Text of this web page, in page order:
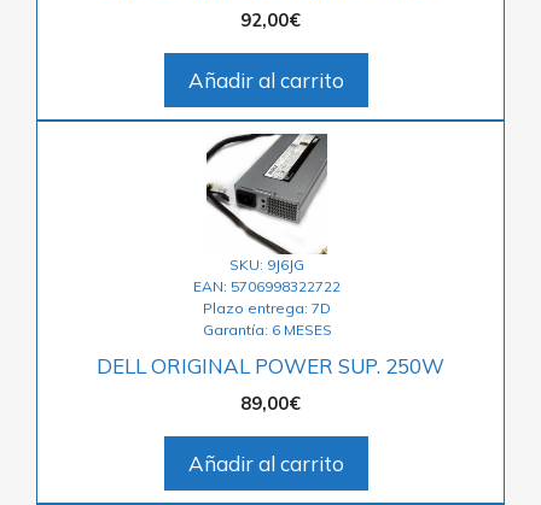
92,00€
Añadir al carrito
SKU: 9J6JG
EAN: 5706998322722
Plazo entrega: 7D
Garantía: 6 MESES
DELL ORIGINAL POWER SUP. 250W
89,00€
Añadir al carrito